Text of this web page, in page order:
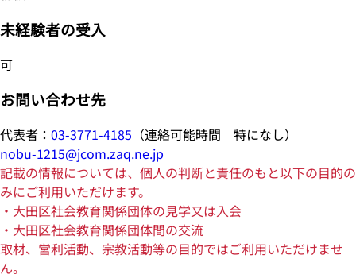
未経験者の受入
可
お問い合わせ先
代表者： 03-3771-4185 （連絡可能時間 特になし）
nobu-1215@jcom.zaq.ne.jp
記載の情報については、個人の判断と責任のもと以下の目的の
みにご利用いただけます。
・大田区社会教育関係団体の見学又は入会
・大田区社会教育関係団体間の交流
取材、営利活動、宗教活動等の目的ではご利用いただけませ
ん。